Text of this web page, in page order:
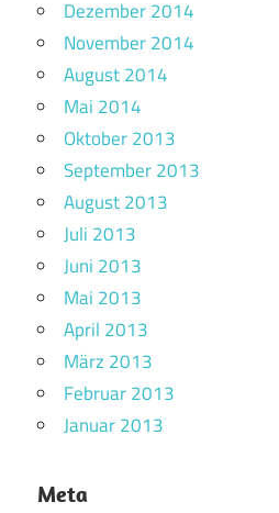
Dezember 2014
November 2014
August 2014
Mai 2014
Oktober 2013
September 2013
August 2013
Juli 2013
Juni 2013
Mai 2013
April 2013
März 2013
Februar 2013
Januar 2013
Meta